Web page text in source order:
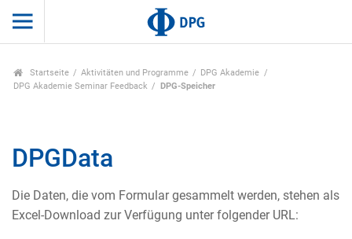
Startseite Aktivitäten und Programme
DPG Akademie
DPG Akademie Seminar Feedback
DPG-Speicher
DPGData
Die Daten, die vom Formular gesammelt werden, stehen als
Excel-Download zur Verfügung unter folgender URL: